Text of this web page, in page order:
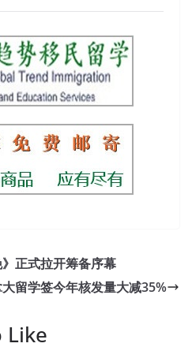
正式拉开筹备序幕
留学签今年核发量大减35%
Like